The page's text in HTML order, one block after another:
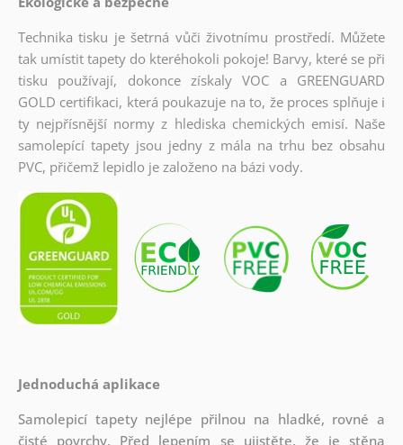
Technika tisku je šetrná vůči životnímu prostředí. Můžete
tak umístit tapety do kteréhokoli pokoje! Barvy, které se při
tisku používají, dokonce získaly VOC a GREENGUARD
GOLD certifikaci, která poukazuje na to, že proces splňuje i
ty nejpřísnější normy z hlediska chemických emisí. Naše
samolepící tapety jsou jedny z mála na trhu bez obsahu
PVC, přičemž lepidlo je založeno na bázi vody.
Jednoduchá aplikace
Samolepicí tapety nejlépe přilnou na hladké, rovné a
čisté povrchy. Před lepením se ujistěte, že je stěna